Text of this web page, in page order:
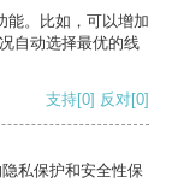
能。比如，可以增加
自动选择最优的线
支持[0] 反对[0]
私保护和安全性保